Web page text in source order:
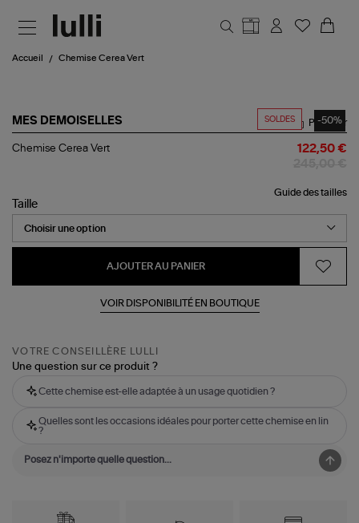
Accueil Chemise Cerea Vert
SOLDES -50%
MES DEMOISELLES
Chemise
Partager
Chemise Cerea Vert 122,50 €
Guide des tailles
Taille
AJOUTER AU PANIER
VOIR DISPONIBILITÉ EN BOUTIQUE
VOTRE CONSEILLÈRE LULLI
Une question sur ce produit ?
Cette chemise est-elle adaptée à un usage quotidien ?
Quelles sont les occasions idéales pour porter cette chemise en lin
?